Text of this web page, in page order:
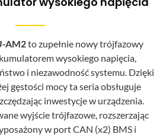
AM2to zupełnie nowy trójfazowy
wysokiego napięcia,
i niezawodność systemu. Dzięki
gęstości mocy ta seria obsługuje
inwestycje w urządzenia.
wyjście trójfazowe, rozszerzając
w port CAN (x2) BMS i